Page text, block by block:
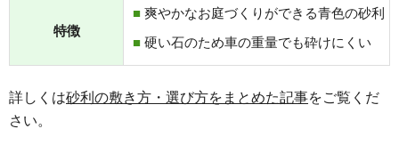
特徴
爽やかなお庭づくりができる青色の砂利
硬い石のため車の重量でも砕けにくい
詳しくは砂利の敷き方・選び方をまとめた記事をご覧くだ
さい。